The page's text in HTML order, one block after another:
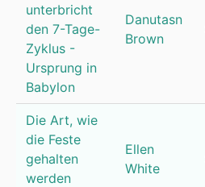
unterbricht
den 7-Tage-
Zyklus -
Ursprung in
Babylon
Danutasn
Brown
Die Art, wie
die Feste
gehalten
werden
Ellen
White